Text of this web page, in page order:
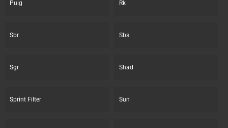
Puig Rk
Sbr Sbs
Sgr Shad
Sprint Filter Sun